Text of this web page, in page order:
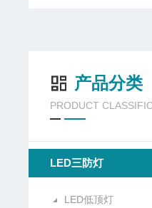
产品分类
PRODUCT
LED三防灯
LED低顶灯